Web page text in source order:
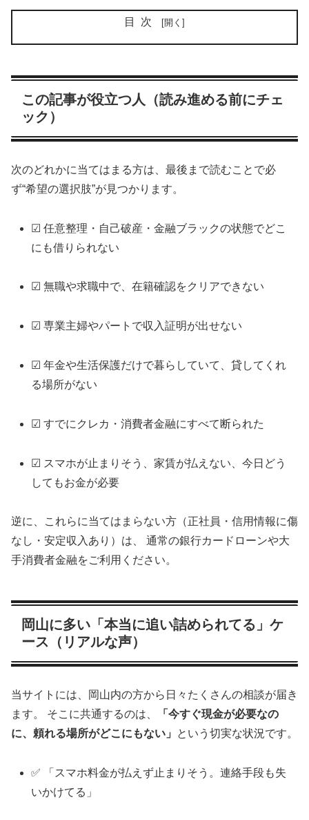
目次
この記事が役立つ人（読み進める前にチェ
ック）
次のどれかに当てはまる方は、最後まで読むことで必
ず“希望の選択肢”が見つかります。
☑ 任意整理・自己破産・金融ブラックの状態でどこ
にも借りられない
☑ 無職や求職中で、在籍確認をクリアできない
☑ 専業主婦やパートで収入証明が出せない
☑ 年金や生活保護だけで暮らしていて、貸してくれ
る場所がない
☑ すでにクレカ・消費者金融にすべて断られた
☑ スマホが止まりそう、家賃が払えない、今日どう
してもお金が必要
逆に、これらに当てはまらない方（正社員・信用情報に傷
なし・安定収入あり）は、 通常の銀行カードローンや大
手消費者金融をご利用ください。
岡山に多い「本当に追い詰められてる」ケ
ース（リアルな声）
当サイトには、岡山内の方から日々たくさんの相談が届き
ます。 そこに共通するのは、
「今すぐ現金が必要なの
に、頼れる場所がどこにもない」
という切実な状況です。
✅ 「スマホ料金が払えず止まりそう。連絡手段も失
いかけてる」